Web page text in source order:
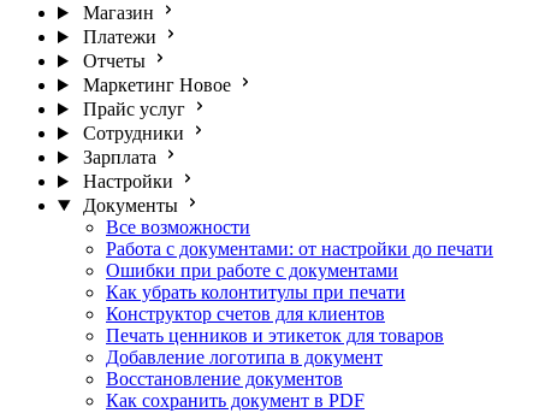
Магазин
Платежи
Отчеты
Маркетинг Новое
Прайс услуг
Сотрудники
Зарплата
Настройки
Документы
Все возможности
Работа с документами: от настройки до печати
Ошибки при работе с документами
Как убрать колонтитулы при печати
Конструктор счетов для клиентов
Печать ценников и этикеток для товаров
Добавление логотипа в документ
Восстановление документов
Как сохранить документ в PDF